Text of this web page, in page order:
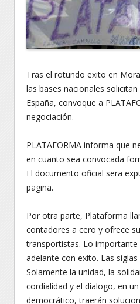
Tras el rotundo exito en
las bases nacionales
España, convoque a
negociación.
PLATAFORMA informa que
en cuanto sea convocada
El documento oficial sera
pagina.
Por otra parte, Plataforma
contadores a cero y ofrece
transportistas. Lo importante
adelante con exito. Las
Solamente la unidad, la
cordialidad y el dialogo, en
democrático, traerán